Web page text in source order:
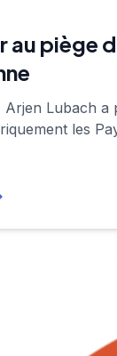
au piège
Arjen Lubach a
les